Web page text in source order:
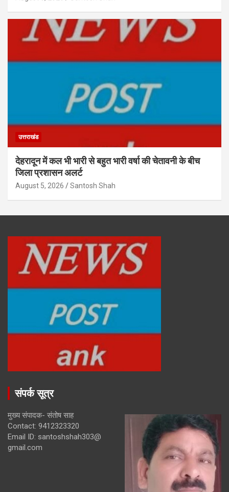
उत्तराखंड
देहरादून में कल भी भारी से बहुत भारी वर्षा की चेतावनी के बीच
जिला प्रशासन अलर्ट
August 5, 2026 Santosh Shah
संपर्क सूत्र
मुख्य संपादक- संतोष साह
Contact: 9412323320
Email ID: santoshshah303@
gmail.com